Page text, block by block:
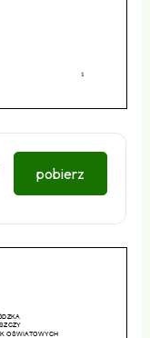
pobierz